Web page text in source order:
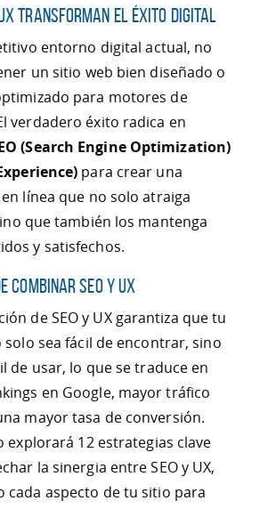
UX Transforman el Éxito Digital
entorno digital actual, no
un sitio web bien diseñado o
para motores de
verdadero éxito radica en
(Search Engine Optimization)
para crear una
línea que no solo atraiga
que también los mantenga
y satisfechos.
Combinar SEO y UX
de SEO y UX garantiza que tu
sea fácil de encontrar, sino
de usar, lo que se traduce en
en Google, mayor tráfico
mayor tasa de conversión.
explorará 12 estrategias clave
la sinergia entre SEO y UX,
cada aspecto de tu sitio para